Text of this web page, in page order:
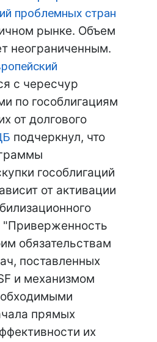
проблемных стран
рынке. Объем
неограниченным.
с чересчур
по гособлигациям
от долгового
подчеркнул, что
гособлигаций
от активации
"Приверженность
обязательствам
поставленных
и механизмом
прямых
их